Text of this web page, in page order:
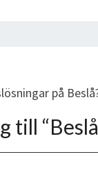
på
till “Beslå